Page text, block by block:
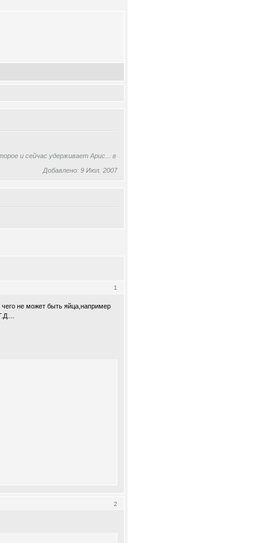
и сейчас удерживает Арис... в
Добавлено: 9 Июл. 2007
1
не может быть яйца,например
2